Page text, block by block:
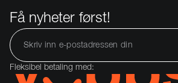
Få nyheter først!
Fleksibel betaling med: